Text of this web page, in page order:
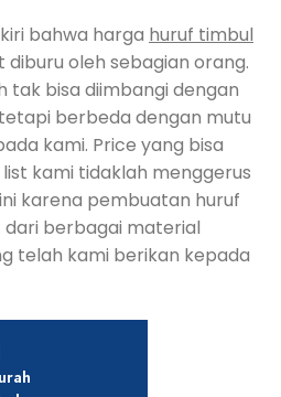
bahwa harga huruf timbul
diburu oleh sebagian orang.
tak bisa diimbangi dengan
berbeda dengan mutu
kami. Price yang bisa
kami tidaklah menggerus
karena pembuatan huruf
berbagai material
telah kami berikan kepada